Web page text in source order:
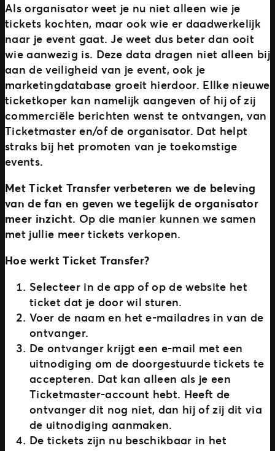
Als organisator weet je nu niet alleen wie je
tickets kochten, maar ook wie er daadwerkelijk
naar je event gaat. Je weet dus beter dan ooit
wie aanwezig is. Deze data dragen niet alleen bij
aan de veiligheid van je event, ook je
marketingdatabase groeit hierdoor. Ellke nieuwe
ticketkoper kan namelijk aangeven of hij of zij
commerciële berichten wenst te ontvangen, van
Ticketmaster en/of de organisator. Dat helpt
straks bij het promoten van je toekomstige
events.
Met Ticket Transfer verbeteren we de beleving
van de fan en geven we tegelijk de organisator
meer inzicht. Op die manier kunnen we samen
met jullie meer tickets verkopen.
Hoe werktTicket Transfer?
Selecteer in de app of op de website het
ticket dat je door wil sturen.
Voer de naam en het e-mailadres in van de
ontvanger.
De ontvanger krijgt een e-mail met een
uitnodiging om de doorgestuurde tickets te
accepteren. Dat kan alleen als je een
Ticketmaster-account hebt. Heeft de
ontvanger dit nog niet, dan hij of zij dit via
de uitnodiging aanmaken.
De tickets zijn nu beschikbaar in het